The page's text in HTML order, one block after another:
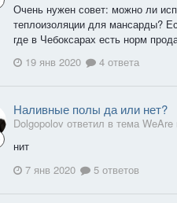
Очень нужен совет: можно ли
теплоизоляции для мансарды?
где в Чебоксарах есть норм
19 янв 2020
4 ответа
Наливные полы да или нет?
Dolgopolov ответил в тема WeAre
нит
7 янв 2020
5 ответов